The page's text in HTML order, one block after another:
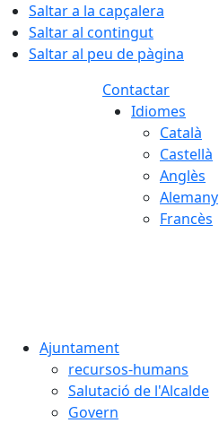
Saltar a la capçalera
Saltar al contingut
Saltar al peu de pàgina
Contactar
Idiomes
Català
Castellà
Anglès
Alemany
Francès
Ajuntament
recursos-humans
Salutació de l'Alcalde
Govern